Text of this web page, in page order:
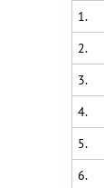
1.
2.
3.
4.
5.
6.